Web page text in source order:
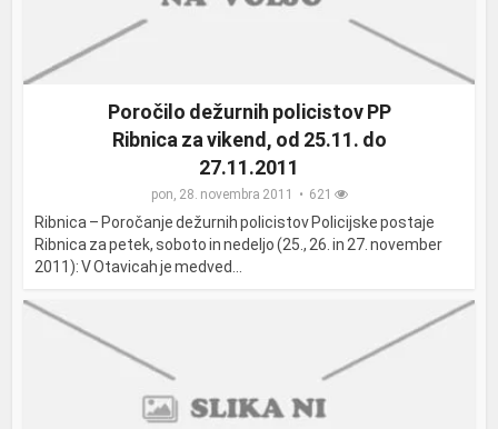
Poročilo dežurnih policistov PP
Ribnica za vikend, od 25.11. do
27.11.2011
pon, 28. novembra 2011 621
Ribnica – Poročanje dežurnih policistov Policijske postaje
Ribnica za petek, soboto in nedeljo (25., 26. in 27. november
2011): V Otavicah je medved...